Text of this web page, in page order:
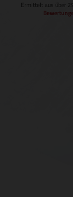
Ermittelt aus über